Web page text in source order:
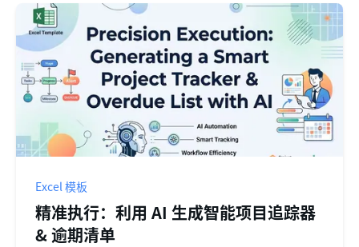
Excel 模板
精准执行：利用 AI 生成智能项目追踪器
& 逾期清单